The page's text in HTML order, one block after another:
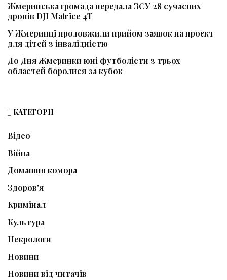
Жмеринська громада передала ЗСУ 28 сучасних
дронів DJI Matrice 4T
У Жмеринці продовжили прийом заявок на проєкт
для дітей з інвалідністю
До Дня Жмеринки юні футболісти з трьох
областей боролися за кубок
КАТЕГОРІЇ
Відео
Війна
Домашня комора
Здоров'я
Кримінал
Культура
Некрологи
Новини
Новини від читачів